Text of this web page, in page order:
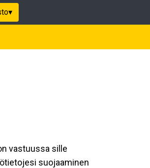
▾
vastuussa sille
suojaaminen